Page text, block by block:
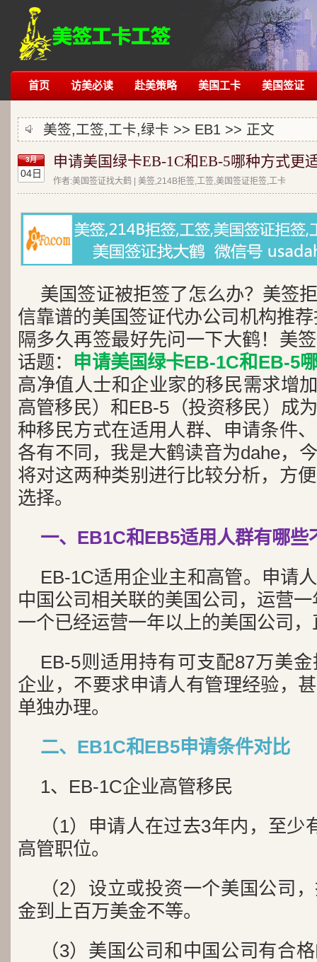
首页 访美必读 赴美策略 美国工卡 美国签证
美签,工签,工卡,绿卡 >> EB1 >> 正文
3月
04日
申请美国绿卡EB-1C和EB-5哪种方式更
作者:美国签证找大鹤 | 美签,214B拒签,工签,美国签证拒签,工卡
美国签证被拒签了怎么办？美签
信靠谱的美国签证代办公司机构推
隔多久再签最好先问一下大鹤！美
话题： 申请美国绿卡EB-1C和EB-5
高净值人士和企业家的移民需求增
高管移民）和EB-5（投资移民）成
种移民方式在适用人群、申请条件
各有不同，我是大鹤读音为dahe，
将对这两种类别进行比较分析，方
选择。
一、EB1C和EB5适用人群有哪些
EB-1C适用企业主和高管。申请
中国公司相关联的美国公司，运营
一个已经运营一年以上的美国公司
EB-5则适用持有可支配87万美
企业，不要求申请人有管理经验，
单独办理。
二、EB1C和EB5申请条件对比
1、EB-1C企业高管移民
（1）申请人在过去3年内，至
高管职位。
（2）设立或投资一个美国公司
金到上百万美金不等。
（3）美国公司和中国公司有合